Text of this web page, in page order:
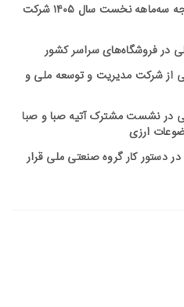
برگزاری جلسه پایش عملکرد بودجه سه‌ماهه نخست سال ۱۴۰۵ شرکت
سراسر کشور
مدیریت و توسعه ملی و
مشترک آتیه صبا و صبا
کار گروه صنعتی ملی قرار